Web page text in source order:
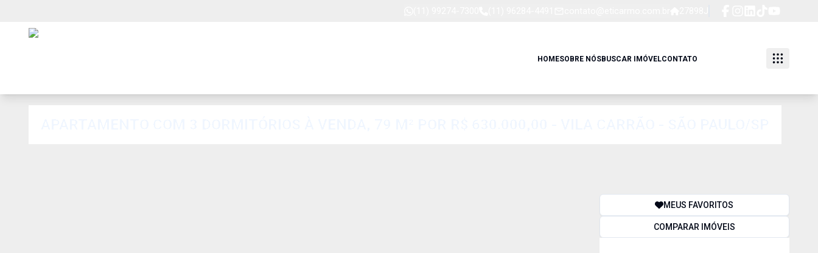
HOMESOBRE NÓSBUSCAR IMÓVELCONTATO
MEUS FAVORITOS
COMPARAR IMÓVEIS